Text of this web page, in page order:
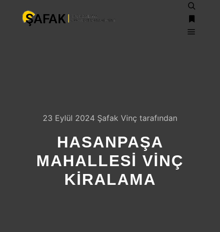
Daha
23 Eylül 2024 Şafak Vinç tarafından
HASANPAŞA
MAHALLESI VINÇ
KIRALAMA